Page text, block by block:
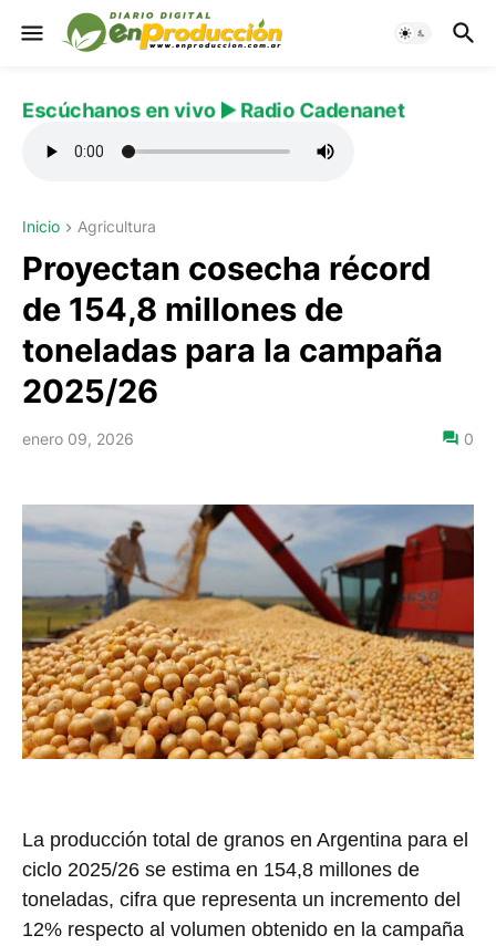
Escúchanos en vivo ▶️ Radio Cadenanet
Inicio Agricultura
Proyectan cosecha récord
de 154,8 millones de
toneladas para la campaña
2025/26
enero 09, 2026 0
La producción total de granos en Argentina para el
ciclo 2025/26 se estima en 154,8 millones de
toneladas, cifra que representa un incremento del
12% respecto al volumen obtenido en la campaña